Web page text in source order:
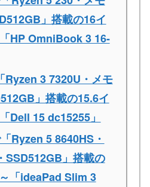
」搭載の16イ
HP OmniBook 3 16-
Ryzen 3 7320U・メモ
」搭載の15.6イ
Dell 15 dc15255」
Ryzen 5 8640HS・
SSD512GB」搭載の
「ideaPad Slim 3